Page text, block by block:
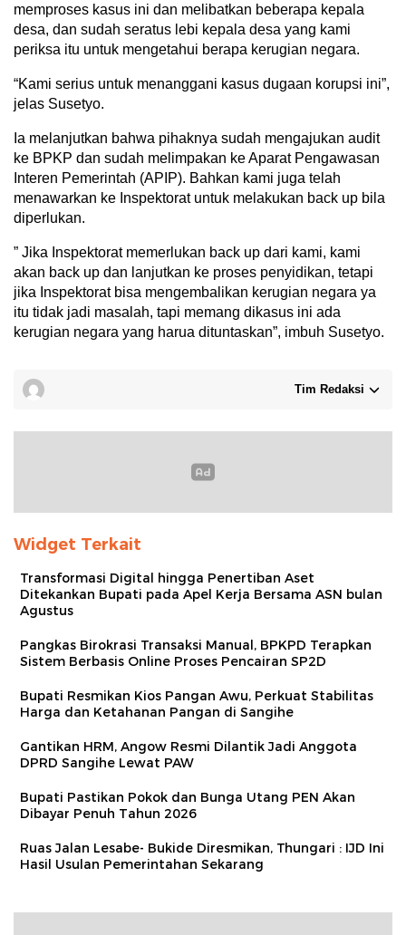
memproses kasus ini dan melibatkan beberapa kepala
desa, dan sudah seratus lebi kepala desa yang kami
periksa itu untuk mengetahui berapa kerugian negara.
“Kami serius untuk menanggani kasus dugaan korupsi ini”,
jelas Susetyo.
Ia melanjutkan bahwa pihaknya sudah mengajukan audit
ke BPKP dan sudah melimpakan ke Aparat Pengawasan
Interen Pemerintah (APIP). Bahkan kami juga telah
menawarkan ke Inspektorat untuk melakukan back up bila
diperlukan.
” Jika Inspektorat memerlukan back up dari kami, kami
akan back up dan lanjutkan ke proses penyidikan, tetapi
jika Inspektorat bisa mengembalikan kerugian negara ya
itu tidak jadi masalah, tapi memang dikasus ini ada
kerugian negara yang harua dituntaskan”, imbuh Susetyo.
Tim Redaksi
Widget Terkait
Transformasi Digital hingga Penertiban Aset
Ditekankan Bupati pada Apel Kerja Bersama ASN bulan
Agustus
Pangkas Birokrasi Transaksi Manual, BPKPD Terapkan
Sistem Berbasis Online Proses Pencairan SP2D
Bupati Resmikan Kios Pangan Awu, Perkuat Stabilitas
Harga dan Ketahanan Pangan di Sangihe
Gantikan HRM, Angow Resmi Dilantik Jadi Anggota
DPRD Sangihe Lewat PAW
Bupati Pastikan Pokok dan Bunga Utang PEN Akan
Dibayar Penuh Tahun 2026
Ruas Jalan Lesabe- Bukide Diresmikan, Thungari : IJD Ini
Hasil Usulan Pemerintahan Sekarang